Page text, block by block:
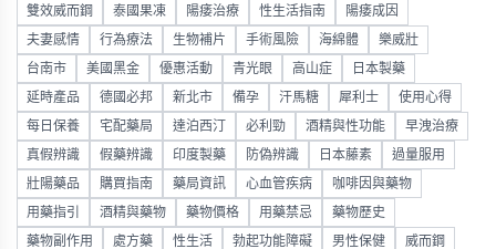
雙效威而鋼 泰國果凍 陽痿治療 性生活指南 陽痿成因
夫妻感情 行為療法 生物補片 手術風險 海綿體 樂威壯
台南市 美國黑金 優惠活動 青光眼 高山症 日本製藥
延時產品 德國必邦 新北市 備孕 汗馬糖 犀利士 使用心得
每日保養 宅配藥局 達泊西汀 必利勁 酒精與性功能 早洩治療
真假辨識 假藥辨識 印度製藥 防偽辨識 日本藤素 過量服用
壯陽藥品 購買指南 藥局資訊 心血管疾病 咖啡因與藥物
用藥指引 酒精與藥物 藥物價格 用藥禁忌 藥物歷史
藥物副作用 處方藥 性生活 勃起功能障礙 男性保健 威而鋼